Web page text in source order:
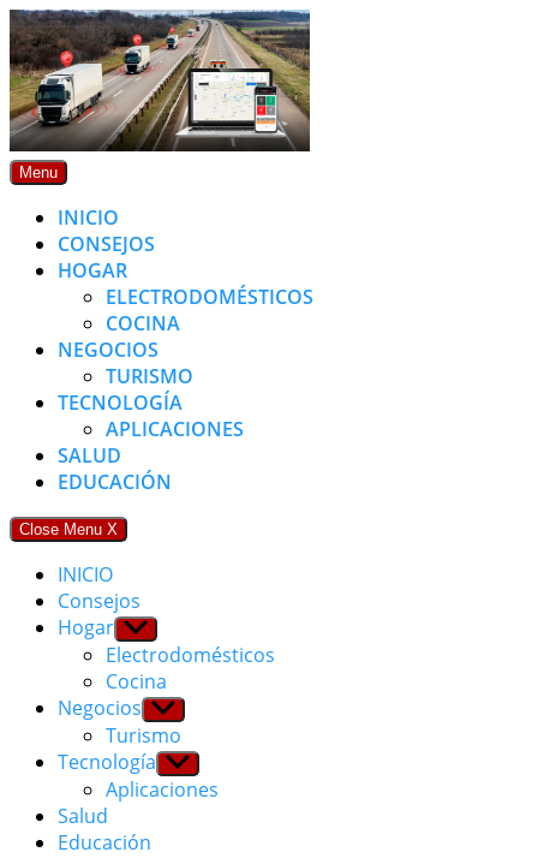
Skip
to
content
Menu
INICIO
CONSEJOS
HOGAR
ELECTRODOMÉSTICOS
COCINA
NEGOCIOS
TURISMO
TECNOLOGÍA
APLICACIONES
SALUD
EDUCACIÓN
Close Menu X
INICIO
Consejos
Hogar Show
sub
menu
Electrodomésticos
Cocina
Negocios Show
sub
menu
Turismo
Tecnología Show
sub
menu
Aplicaciones
Salud
Educación